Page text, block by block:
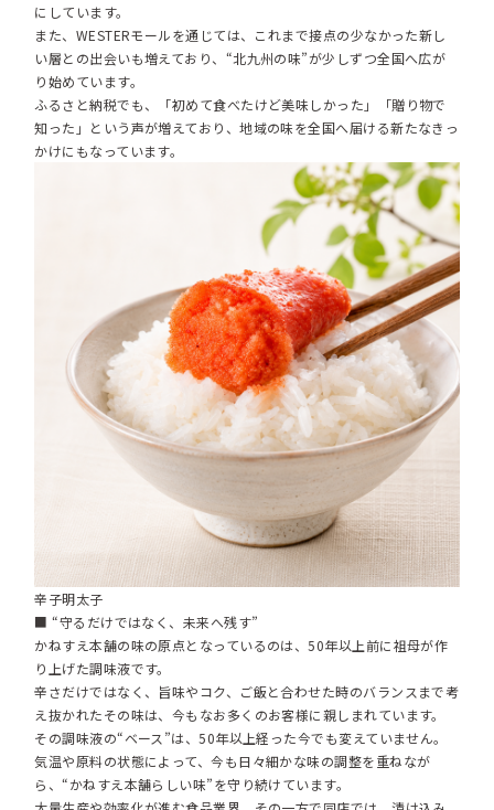
にしています。
また、WESTERモールを通じては、これまで接点の少なかった新し
い層との出会いも増えており、“北九州の味”が少しずつ全国へ広が
り始めています。
ふるさと納税でも、「初めて食べたけど美味しかった」「贈り物で
知った」という声が増えており、地域の味を全国へ届ける新たなきっ
かけにもなっています。
辛子明太子
■ “守るだけではなく、未来へ残す”
かねすえ本舗の味の原点となっているのは、50年以上前に祖母が作
り上げた調味液です。
辛さだけではなく、旨味やコク、ご飯と合わせた時のバランスまで考
え抜かれたその味は、今もなお多くのお客様に親しまれています。
その調味液の“ベース”は、50年以上経った今でも変えていません。
気温や原料の状態によって、今も日々細かな味の調整を重ねなが
ら、“かねすえ本舗らしい味”を守り続けています。